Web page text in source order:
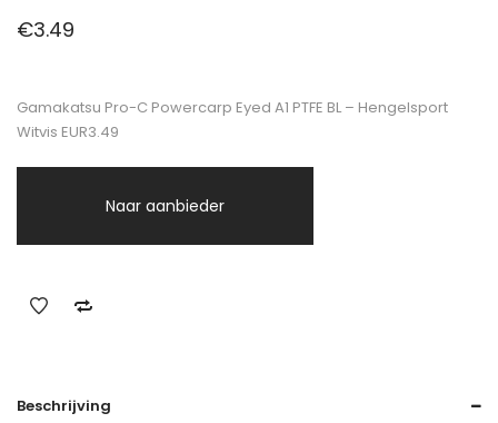
€3.49
Gamakatsu Pro-C Powercarp Eyed A1 PTFE BL – Hengelsport
Witvis EUR3.49
Naar aanbieder
Beschrijving